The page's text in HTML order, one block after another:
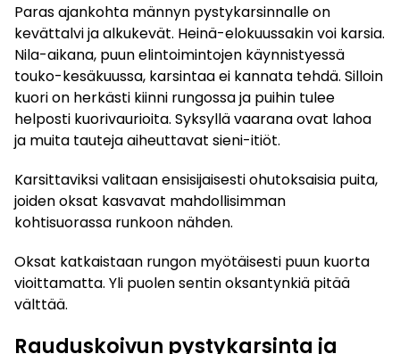
Paras ajankohta männyn pystykarsinnalle on
kevättalvi ja alkukevät. Heinä-elokuussakin voi karsia.
Nila-aikana, puun elintoimintojen käynnistyessä
touko-kesäkuussa, karsintaa ei kannata tehdä. Silloin
kuori on herkästi kiinni rungossa ja puihin tulee
helposti kuorivaurioita. Syksyllä vaarana ovat lahoa
ja muita tauteja aiheuttavat sieni-itiöt.
Karsittaviksi valitaan ensisijaisesti ohutoksaisia puita,
joiden oksat kasvavat mahdollisimman
kohtisuorassa runkoon nähden.
Oksat katkaistaan rungon myötäisesti puun kuorta
vioittamatta. Yli puolen sentin oksantynkiä pitää
välttää.
Rauduskoivun pystykarsinta ja